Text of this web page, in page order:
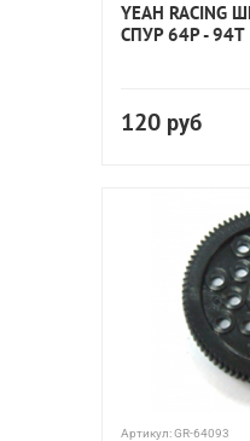
YEAH
СПУР 64P - 94T
120 руб
Артикул:GR-64093